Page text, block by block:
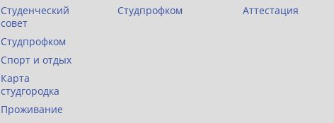
Студенческий
совет
Студпрофком
Спорт и отдых
Карта
студгородка
Проживание
Студпрофком
Аттестация